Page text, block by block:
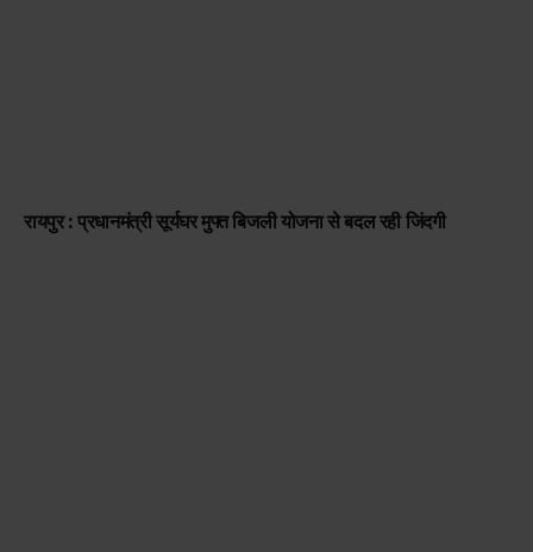
रायपुर : प्रधानमंत्री सूर्यघर मुफ्त बिजली योजना से बदल रही जिंदगी